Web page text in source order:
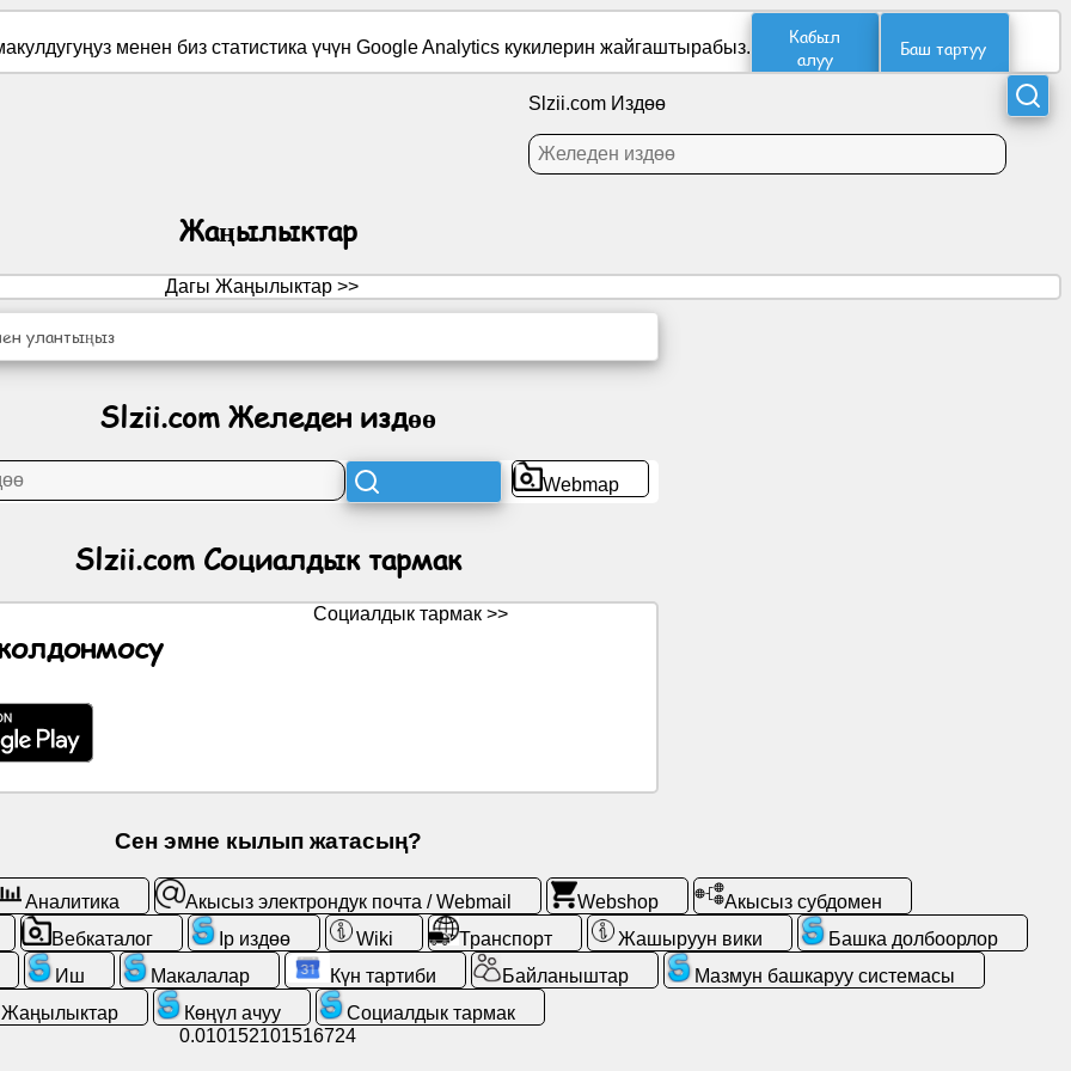
менен биз статистика үчүн Google Analytics кукилерин жайгаштырабыз.
Кабыл
алуу
Баш тартуу
Slzii.com Издөө
Жаңылыктар
Дагы Жаңылыктар >>
улантыңыз
Slzii.com Желеден издөө
Webmap
Slzii.com Социалдык тармак
Социалдык тармак >>
Сен эмне кылып жатасың?
Аналитика Акысыз электрондук почта / Webmail Webshop
Акысыз субдомен
Вебкаталог Ip издөө Wiki Транспорт Жашыруун вики
Башка долбоорлор
Иш Макалалар Күн тартиби Байланыштар
Мазмун башкаруу системасы
Жаңылыктар Көңүл ачуу
Социалдык тармак
0.010152101516724